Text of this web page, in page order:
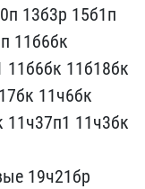
13б3р 15б1п
​11б6бк
11б6бк 11б1​8бк
11ч6бк
11ч37п1 11ч3бк
19ч21бр